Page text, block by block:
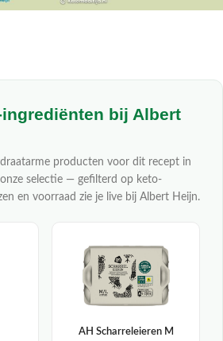
bij Albert
producten voor dit recept in
selectie — gefilterd op keto-
en voorraad zie je live bij Albert Heijn.
AH Scharreleieren M